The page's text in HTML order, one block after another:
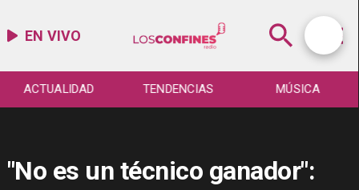
EN VIVO
ACTUALIDAD TENDENCIAS MÚSICA
"No es un técnico ganador":